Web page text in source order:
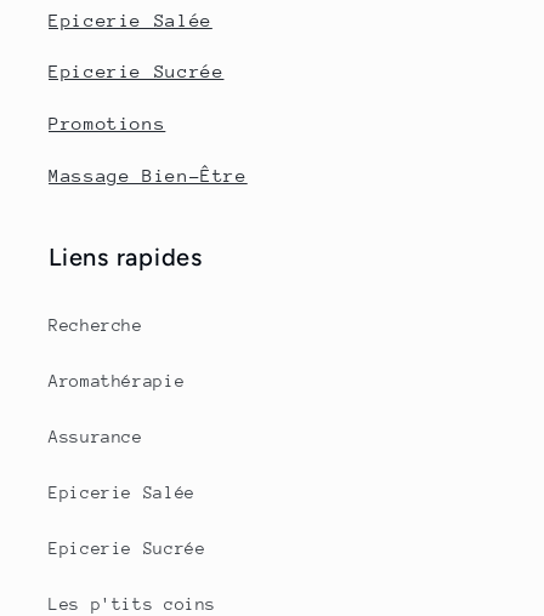
Epicerie Salée
Epicerie Sucrée
Promotions
Massage Bien-Être
Liens rapides
Recherche
Aromathérapie
Assurance
Epicerie Salée
Epicerie Sucrée
Les p'tits coins